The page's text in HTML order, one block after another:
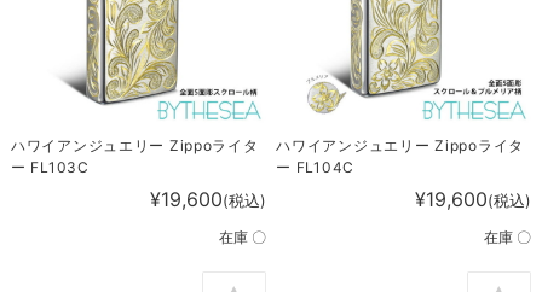
ハワイアンジュエリー Zippoライタ
ー FL103C
¥19,600(税込)
在庫 〇
ハワイアンジュエリー Zippoライタ
ー FL104C
¥19,600(税込)
在庫 〇